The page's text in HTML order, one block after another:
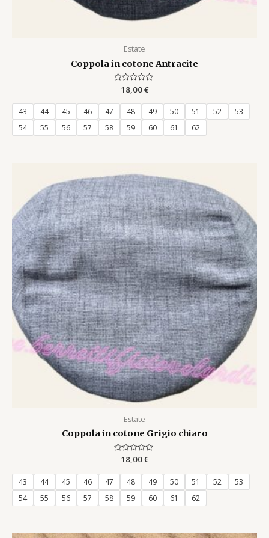
Estate
Coppola in cotone Antracite
Rated
out
18,00€
43 44 45 46 47 48 49 50 51 52
53
54
55 56 57 58 59 60 61 62
Estate
Coppola in cotone Grigio chiaro
Rated
out
18,00€
43 44 45 46 47 48 49 50 51 52
53
54
55 56 57 58 59 60 61 62